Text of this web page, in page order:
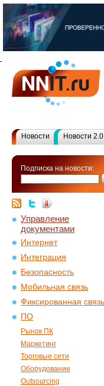
Новости Новости 2.0
Подписка на новости:
Управление
документами
Интернет
Интеграция
Безопасность
Мобильная связь
Фиксированная связь
ПО
Рынок ПК
Маркетинг
Торговые сети
Оборудование
Outsourcing